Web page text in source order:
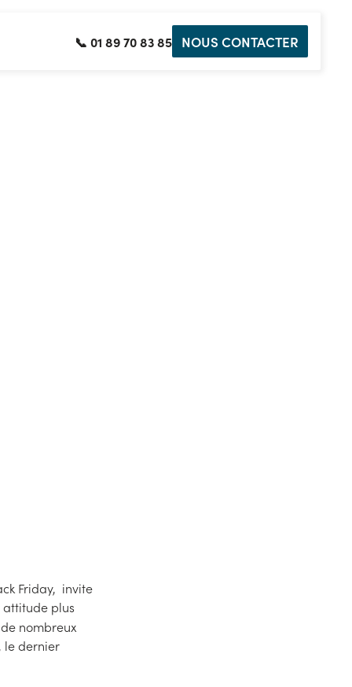
📞 01 89 70 83 85 NOUS CONTACTER
Friday, invite
attitude plus
nombreux
le dernier